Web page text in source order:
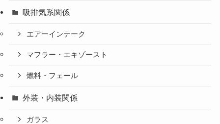
吸排気系関係
エアーインテーク
マフラー・エキゾースト
燃料・フェール
外装・内装関係
ガラス